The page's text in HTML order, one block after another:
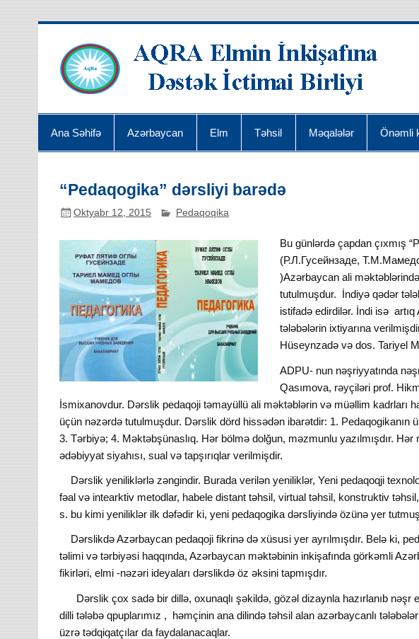
Ana Səhifə Azərbaycan Elm Təhsil Məqalələr Önəmli
“Pedaqogika” dərsliyi barədə
Oktyabr 12, 2015 Pedaqoqika
Bu günlərdə çapdan çıxmış
(Р.Л.Гусейнзаде,
)Azərbaycan ali
tutulmuşdur. İndiyə qədər
istifadə edirdilər. İndi isə
tələbələrin ixtiyarına
Hüseynzadə və dos. Tariyel
ADPU- nun nəşriyyatında
Qasımova, rəyçiləri prof.
İsmixanovdur. Dərslik pedaqoji təmayüllü ali məktəblərin və müəllim kadrları
üçün nəzərdə tutulmuşdur. Dərslik dörd hissədən ibarətdir: 1. Pedaqogikanın
3. Tərbiyə; 4. Məktəbşünaslıq. Hər bölmə dolğun, məzmunlu yazılmışdır.
ədəbiyyat siyahısı, sual və tapşırıqlar verilmişdir.
Dərslik yeniliklərlə zəngindir. Burada verilən yeniliklər, Yeni pedaqoqji
fəal və intearktiv metodlar, habele distant təhsil, virtual təhsil, konstruktiv
s. bu kimi yeniliklər ilk dəfədir ki, yeni pedaqogika dərsliyində özünə yer
Dərslikdə Azərbaycan pedaqoji fikrinə də xüsusi yer ayrılmışdır. Belə ki,
təlimi və tərbiyəsi haqqında, Azərbaycan məktəbinin inkişafında görkəmli
fikirləri, elmi -nəzəri ideyaları dərslikdə öz əksini tapmışdır.
Dərslik çox sadə bir dillə, oxunaqlı şəkildə, gözəl dizaynla hazırlanıb nəşr
dilli tələbə qpuplarımız , həmçinin ana dilində təhsil alan azərbaycanlı
üzrə tədqiqatçılar da faydalanacaqlar.